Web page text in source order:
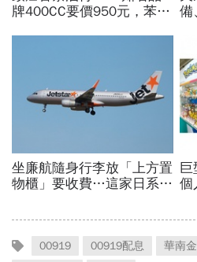
00919 00919配息 華南金